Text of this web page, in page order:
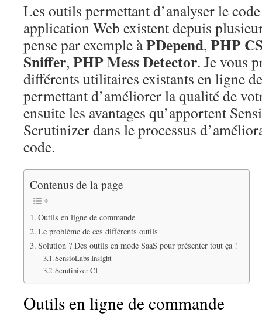
Les outils permettant d’analyser le
application Web existent depuis
pense par exemple àPDepend, PHP
Sniffer, PHP Mess Detector. Je vous
différents utilitaires existants en ligne
permettant d’améliorer la qualité de
ensuite les avantages qu’apportent
Scrutinizer dans le processus
code.
Contenus de la page
Outils en ligne de commande
Le problème de ces différents outils
Solution ? Des outils en mode SaaS pour présenter tout ça !
SensioLabs Insight
Scrutinizer CI
Outils en ligne de commande